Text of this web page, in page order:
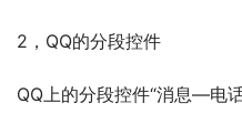
2，QQ的分段控件
QQ上的分段控件“消息—电